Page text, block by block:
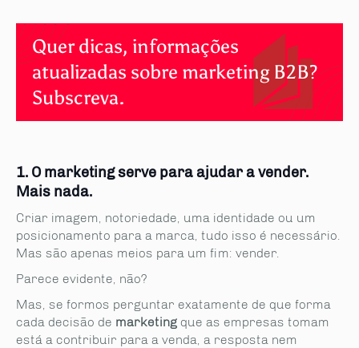
Quer dicas, informações
atualizadas sobre marketing B2B?
Subscreva.
1. O marketing serve para ajudar a vender.
Mais nada.
Criar imagem, notoriedade, uma identidade ou um
posicionamento para a marca, tudo isso é necessário.
Mas são apenas meios para um fim: vender.
Parece evidente, não?
Mas, se formos perguntar exatamente de que forma
cada decisão de marketing que as empresas tomam
está a contribuir para a venda, a resposta nem